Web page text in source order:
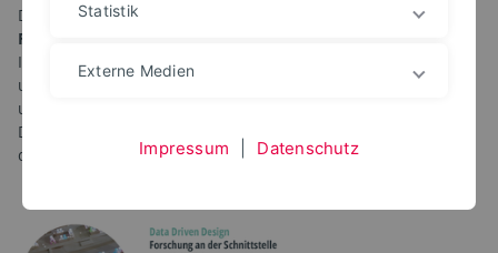
Durch die drei Forschungscluster
Data Driven Design,
Regenerative Design
IDS Synergien zwischen den verschiedenen Maßstäben
unserer Lebensumwelt und den unterschiedlichen Aspekten
und Werten der Nachhaltigkeit finden, um nachhaltige
Designstrategien für künftige Entwicklungsdynamiken zu
diskutieren.
Statistik
Externe Medien
Impressum Datenschutz